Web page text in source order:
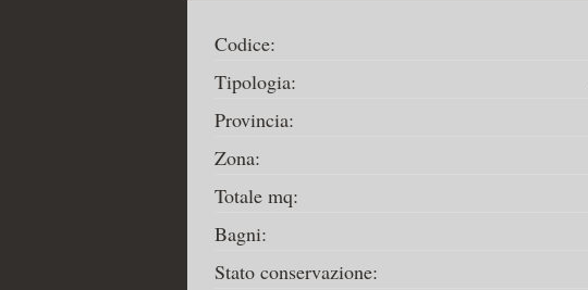
Codice:
Tipologia:
Provincia:
Zona:
Totale mq:
Bagni:
Stato conservazione: